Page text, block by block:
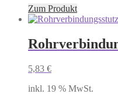
Zum Produkt
5,83 €
inkl. 19 % MwSt.